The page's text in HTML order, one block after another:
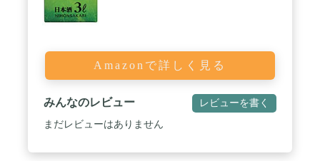
Amazonで詳しく見る
みんなのレビュー レビューを書く
まだレビューはありません